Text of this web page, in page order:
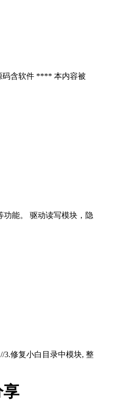
码含软件 **** 本内容被
能。 驱动读写模块，隐
3.修复小白目录中模块, 整